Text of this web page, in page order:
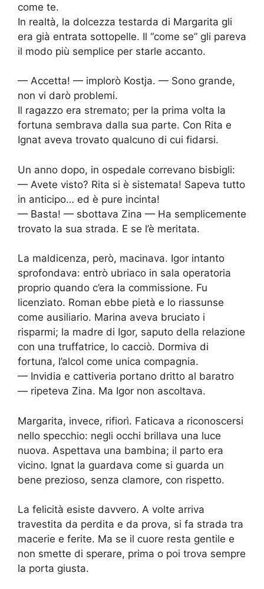
come te.
In realtà, la dolcezza testarda di Margarita gli
era già entrata sottopelle. Il “come se” gli pareva
il modo più semplice per starle accanto.
— Accetta! — implorò Kostja. — Sono grande,
non vi darò problemi.
Il ragazzo era stremato; per la prima volta la
fortuna sembrava dalla sua parte. Con Rita e
Ignat aveva trovato qualcuno di cui fidarsi.
Un anno dopo, in ospedale correvano bisbigli:
— Avete visto? Rita si è sistemata! Sapeva tutto
in anticipo… ed è pure incinta!
— Basta! — sbottava Zina — Ha semplicemente
trovato la sua strada. E se l’è meritata.
La maldicenza, però, macinava. Igor intanto
sprofondava: entrò ubriaco in sala operatoria
proprio quando c’era la commissione. Fu
licenziato. Roman ebbe pietà e lo riassunse
come ausiliario. Marina aveva bruciato i
risparmi; la madre di Igor, saputo della relazione
con una truffatrice, lo cacciò. Dormiva di
fortuna, l’alcol come unica compagnia.
— Invidia e cattiveria portano dritto al baratro
— ripeteva Zina. Ma Igor non ascoltava.
Margarita, invece, rifiorì. Faticava a riconoscersi
nello specchio: negli occhi brillava una luce
nuova. Aspettava una bambina; il parto era
vicino. Ignat la guardava come si guarda un
bene prezioso, senza clamore, con rispetto.
La felicità esiste davvero. A volte arriva
travestita da perdita e da prova, si fa strada tra
macerie e ferite. Ma se il cuore resta gentile e
non smette di sperare, prima o poi trova sempre
la porta giusta.